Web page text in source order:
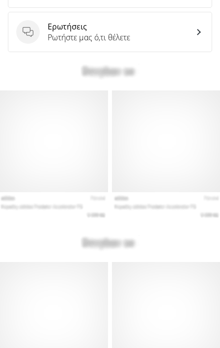
Ερωτήσεις
Ερωτήσεις
Ρωτήστε μας ό,τι θέλετε